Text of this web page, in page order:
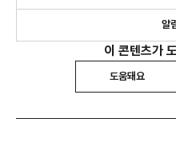
알
이 콘텐츠가
도움돼요